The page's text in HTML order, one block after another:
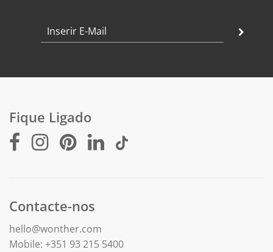
Fique Ligado
Contacte-nos
hello@wonther.com
Mobile: +351 93 215 5400